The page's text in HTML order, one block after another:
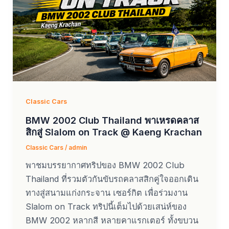
Classic Cars
BMW 2002 Club Thailand พาเหรดคลาส
สิกสู่ Slalom on Track @ Kaeng Krachan
Classic Cars/ admin
พาชมบรรยากาศทริปของ BMW 2002 Club
Thailand ที่รวมตัวกันขับรถคลาสสิกคู่ใจออกเดิน
ทางสู่สนามแก่งกระจาน เซอร์กิต เพื่อร่วมงาน
Slalom on Track ทริปนี้เต็มไปด้วยเสน่ห์ของ
BMW 2002 หลากสี หลายคาแรกเตอร์ ทั้งขบวน